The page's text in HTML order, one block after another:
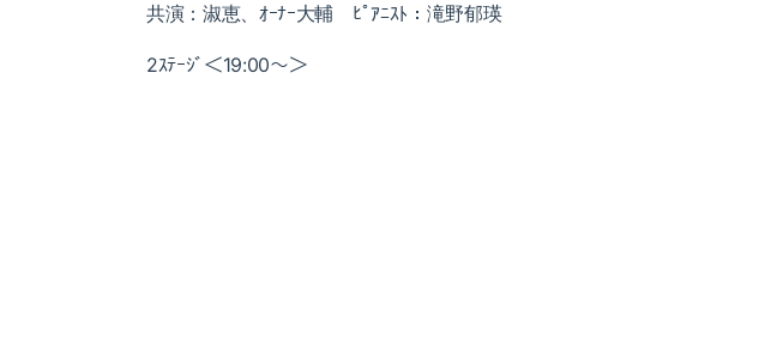
共演：淑恵、ｵｰﾅｰ大輔 ﾋﾟｱﾆｽﾄ：滝野郁瑛
2ｽﾃｰｼﾞ＜19:00～＞